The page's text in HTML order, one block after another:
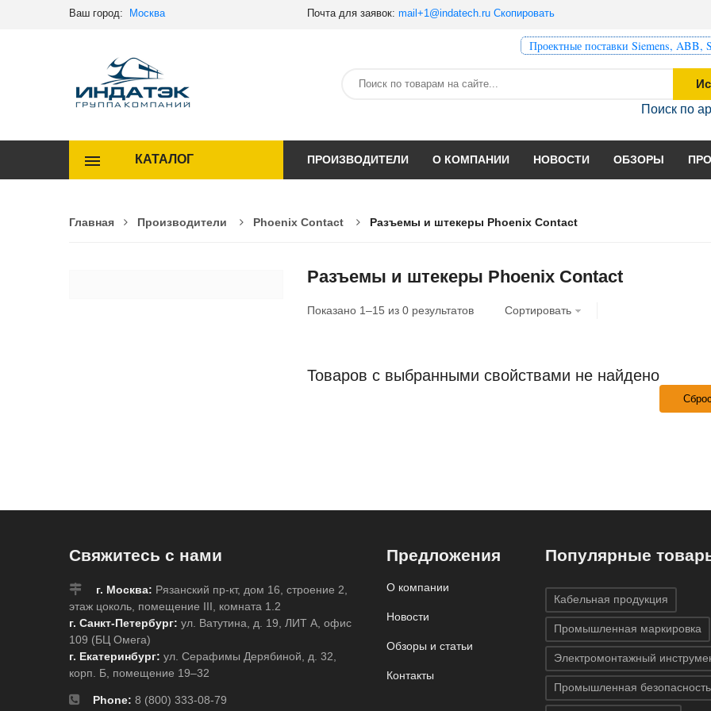
Ваш город: Москва Почта для заявок: mail+1@indatech.ru Скопировать
Проектные поставки Siemens, ABB,
Поиск по
КАТАЛОГ ПРОИЗВОДИТЕЛИ О КОМПАНИИ НОВОСТИ ОБЗОРЫ
Главная Производители Phoenix Contact Разъемы и штекеры Phoenix Contact
Разъемы и штекеры Phoenix Contact
Показано 1–15 из 0 результатов Сортировать
Товаров с выбранными свойствами не найдено
Свяжитесь с нами
г. Москва: Рязанский пр-кт, дом 16, строение 2,
этаж цоколь, помещение III, комната 1.2
г. Санкт-Петербург: ул. Ватутина, д. 19, ЛИТ А, офис
109 (БЦ Омега)
г. Екатеринбург: ул. Серафимы Дерябиной, д. 32,
корп. Б, помещение 19–32
Phone: 8 (800) 333-08-79
Предложения
О компании
Новости
Обзоры и статьи
Контакты
Популярные
Кабельная продукция
Промышленная маркировка
Электромонтажный
Промышленная безопасность